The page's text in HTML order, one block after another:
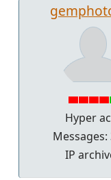
Hyper
Messages:
IP